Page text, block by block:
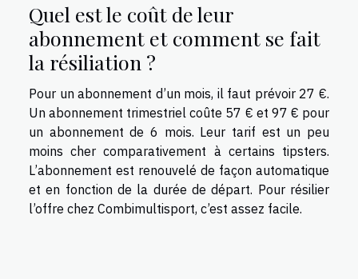
Quel est le coût de leur
abonnement et comment se fait
la résiliation ?
Pour un abonnement d’un mois, il faut prévoir 27 €.
Un abonnement trimestriel coûte 57 € et 97 € pour
un abonnement de 6 mois. Leur tarif est un peu
moins cher comparativement à certains tipsters.
L’abonnement est renouvelé de façon automatique
et en fonction de la durée de départ. Pour résilier
l’offre chez Combimultisport, c’est assez facile.